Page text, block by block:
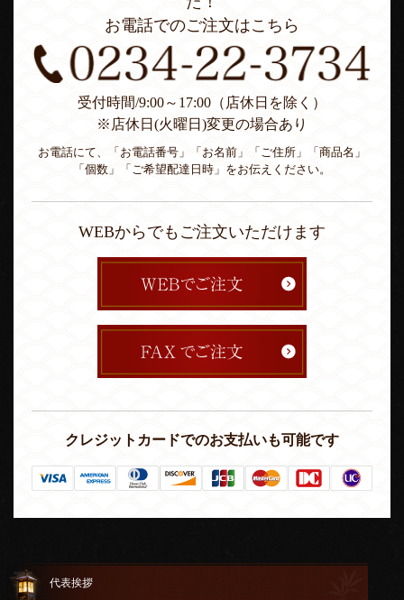
お電話でのご注文はこちら
受付時間/9:00～17:00（店休日を除く）
※店休日(火曜日)変更の場合あり
お電話にて、「お電話番号」「お名前」「ご住所」「商品名」
「個数」「ご希望配達日時」をお伝えください。
WEBからでもご注文いただけます
クレジットカードでのお支払いも可能です
代表挨拶